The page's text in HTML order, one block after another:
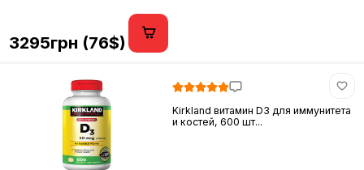
3295грн (76$)
Kirkland витамин D3 для иммунитета
и костей, 600 шт...